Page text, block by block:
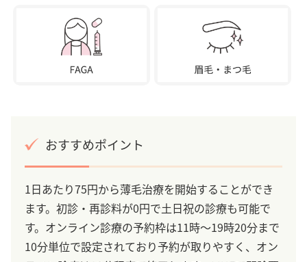
おすすめポイント
1日あたり75円から薄毛治療を開始することができ
ます。初診・再診料が0円で土日祝の診療も可能で
す。オンライン診療の予約枠は11時～19時20分まで
10分単位で設定されており予約が取りやすく、オン